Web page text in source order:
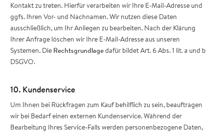
Kontakt zu treten. Hierfür verarbeiten wir Ihre E-Mail-Adresse und
ggfs. Ihren Vor- und Nachnamen. Wir nutzen diese Daten
ausschließlich, um Ihr Anliegen zu bearbeiten. Nach der Klärung
Ihrer Anfrage löschen wir Ihre E-Mail-Adresse aus unseren
Systemen. Die Rechtsgrundlagedafür bildet Art. 6 Abs. 1 lit. a und b
DSGVO.
10. Kundenservice
Um Ihnen bei Rückfragen zum Kauf behilflich zu sein, beauftragen
wir bei Bedarf einen externen Kundenservice. Während der
Bearbeitung Ihres Service-Falls werden personenbezogene Daten,